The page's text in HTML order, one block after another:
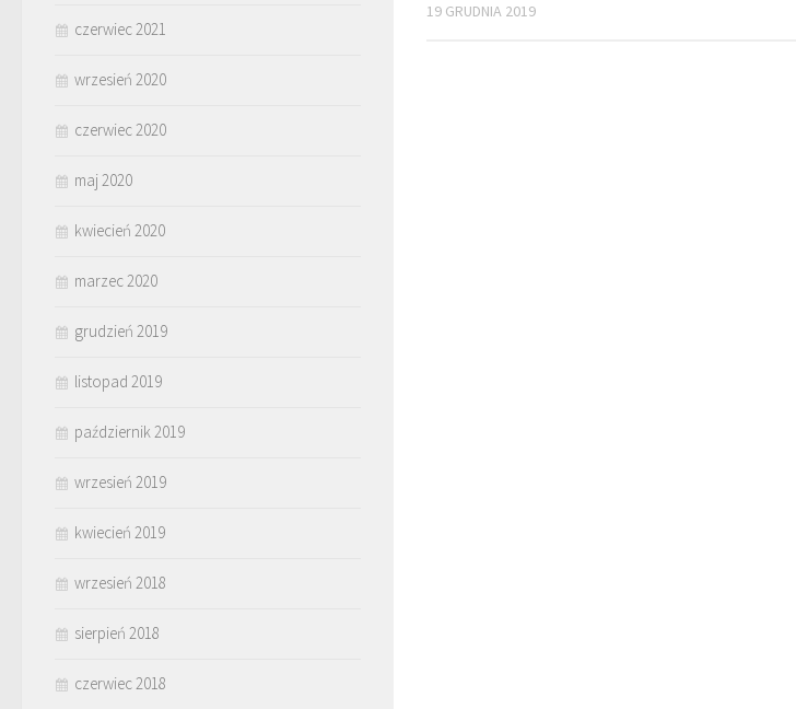
19 GRUDNIA 2019
czerwiec 2021
wrzesień 2020
czerwiec 2020
maj 2020
kwiecień 2020
marzec 2020
grudzień 2019
listopad 2019
październik 2019
wrzesień 2019
kwiecień 2019
wrzesień 2018
sierpień 2018
czerwiec 2018